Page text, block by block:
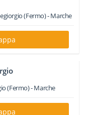
(Fermo) -Marche
(Fermo) -Marche